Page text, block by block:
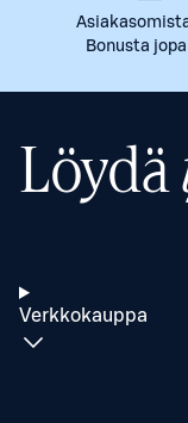
Bonusta jopa
Löydä
Verkkokauppa